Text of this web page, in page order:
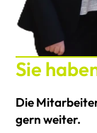
Sie
Die
gern weiter.